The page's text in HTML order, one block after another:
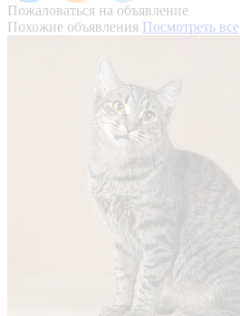
Пожаловаться на объявление
Похожие объявления Посмотреть все